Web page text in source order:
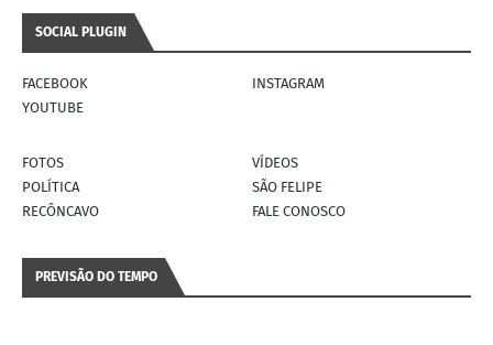
SOCIAL PLUGIN
FACEBOOK
INSTAGRAM
YOUTUBE
FOTOS
VÍDEOS
POLÍTICA
SÃO FELIPE
RECÔNCAVO
FALE CONOSCO
PREVISÃO DO TEMPO